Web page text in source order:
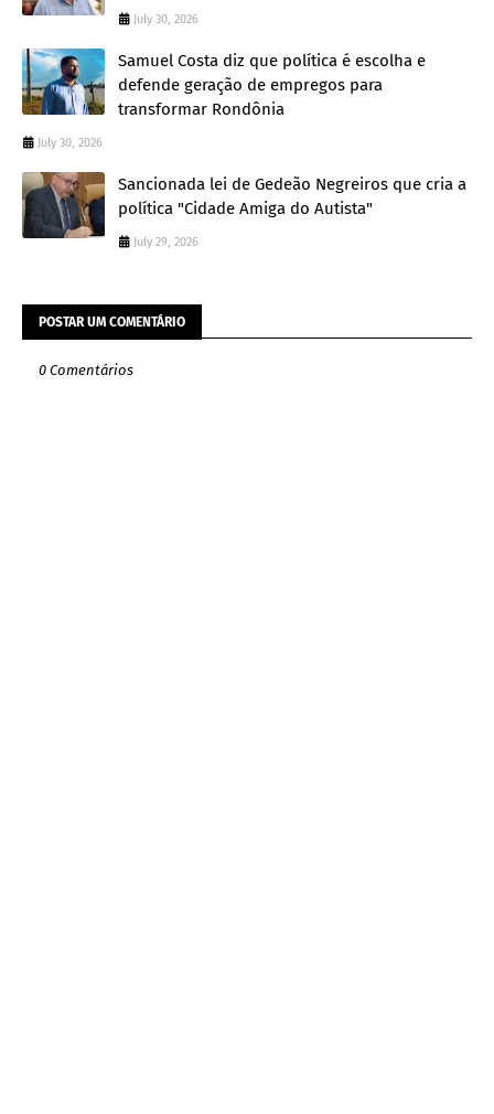
July 30, 2026
Samuel Costa diz que política é escolha e
defende geração de empregos para
transformar Rondônia
July 30, 2026
Sancionada lei de Gedeão Negreiros que cria a
política "Cidade Amiga do Autista"
July 29, 2026
POSTAR UM COMENTÁRIO
0 Comentários